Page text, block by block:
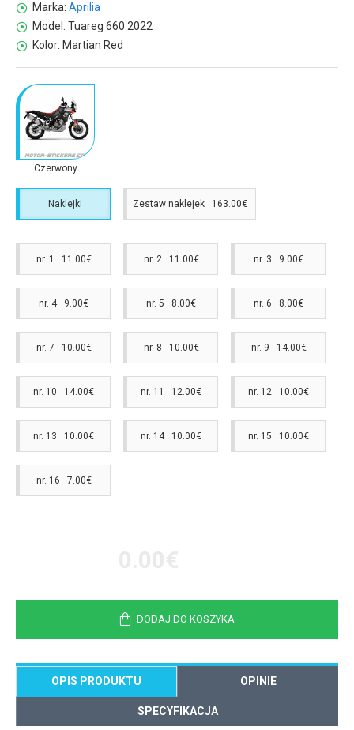
Marka: Aprilia
Model: Tuareg 660 2022
Kolor: Martian Red
Czerwony
Naklejki Zestaw naklejek 163.00€
nr. 1 11.00€ nr. 2 11.00€ nr. 3 9.00€
nr. 4 9.00€ nr. 5 8.00€ nr. 6 8.00€
nr. 7 10.00€ nr. 8 10.00€ nr. 9 14.00€
nr. 10 14.00€ nr. 11 12.00€ nr. 12 10.00€
nr. 13 10.00€ nr. 14 10.00€ nr. 15 10.00€
nr. 16 7.00€
DODAJ DO KOSZYKA
OPIS PRODUKTU OPINIE
SPECYFIKACJA